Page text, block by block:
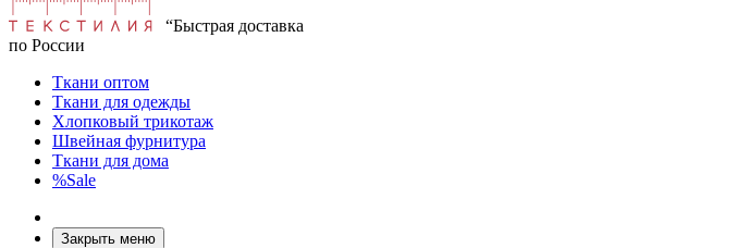
“Быстрая доставка
по России
Ткани оптом
Ткани для одежды
Хлопковый трикотаж
Швейная фурнитура
Ткани для дома
%Sale
Закрыть меню